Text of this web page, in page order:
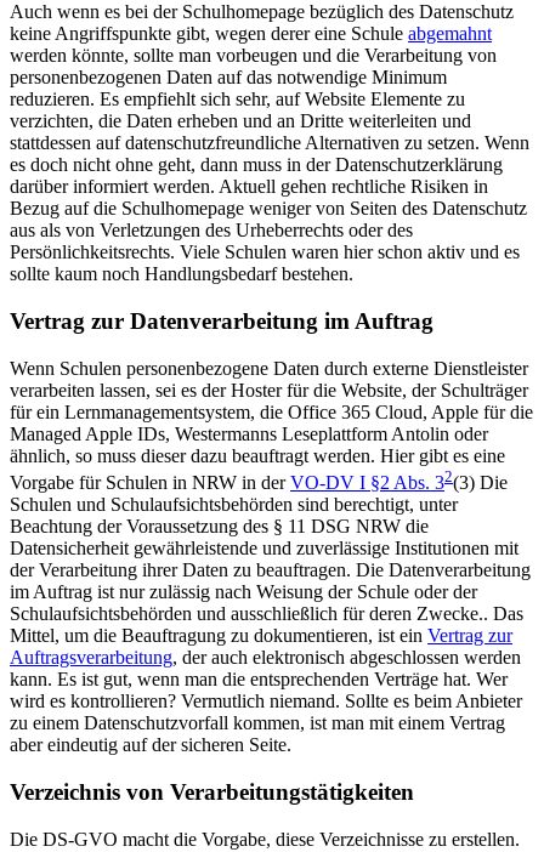
Auch wenn es bei der Schulhomepage bezüglich des Datenschutz
keine Angriffspunkte gibt, wegen derer eine Schule abgemahnt
werden könnte, sollte man vorbeugen und die Verarbeitung von
personenbezogenen Daten auf das notwendige Minimum
reduzieren. Es empfiehlt sich sehr, auf Website Elemente zu
verzichten, die Daten erheben und an Dritte weiterleiten und
stattdessen auf datenschutzfreundliche Alternativen zu setzen. Wenn
es doch nicht ohne geht, dann muss in der Datenschutzerklärung
darüber informiert werden. Aktuell gehen rechtliche Risiken in
Bezug auf die Schulhomepage weniger von Seiten des Datenschutz
aus als von Verletzungen des Urheberrechts oder des
Persönlichkeitsrechts. Viele Schulen waren hier schon aktiv und es
sollte kaum noch Handlungsbedarf bestehen.
Vertrag zur Datenverarbeitung im Auftrag
Wenn Schulen personenbezogene Daten durch externe Dienstleister
verarbeiten lassen, sei es der Hoster für die Website, der Schulträger
für ein Lernmanagementsystem, die Office 365 Cloud, Apple für die
Managed Apple IDs, Westermanns Leseplattform Antolin oder
ähnlich, so muss dieser dazu beauftragt werden. Hier gibt es eine
Vorgabe für Schulen in NRW in derVO-DV I §2 Abs. 32(3) Die
Schulen und Schulaufsichtsbehörden sind berechtigt, unter
Beachtung der Voraussetzung des § 11 DSG NRW die
Datensicherheit gewährleistende und zuverlässige Institutionen mit
der Verarbeitung ihrer Daten zu beauftragen. Die Datenverarbeitung
im Auftrag ist nur zulässig nach Weisung der Schule oder der
Schulaufsichtsbehörden und ausschließlich für deren Zwecke.. Das
Mittel, um die Beauftragung zu dokumentieren, ist ein Vertrag zur
Auftragsverarbeitung, der auch elektronisch abgeschlossen werden
kann. Es ist gut, wenn man die entsprechenden Verträge hat. Wer
wird es kontrollieren? Vermutlich niemand. Sollte es beim Anbieter
zu einem Datenschutzvorfall kommen, ist man mit einem Vertrag
aber eindeutig auf der sicheren Seite.
Verzeichnis von Verarbeitungstätigkeiten
Die DS-GVO macht die Vorgabe, diese Verzeichnisse zu erstellen.